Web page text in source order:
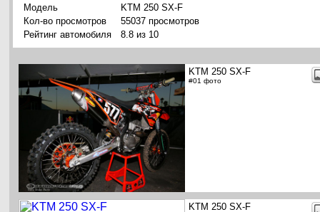
Модель
KTM 250 SX-F
Кол-во просмотров
55037 просмотров
Рейтинг автомобиля
8.8 из 10
KTM 250 SX-F
#01 фото
KTM 250 SX-F